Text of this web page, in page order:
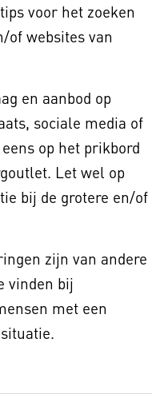
voor het zoeken
of websites van
en aanbod op
sociale media of
op het prikbord
Let wel op
bij de grotere en/of
zijn van andere
vinden bij
met een